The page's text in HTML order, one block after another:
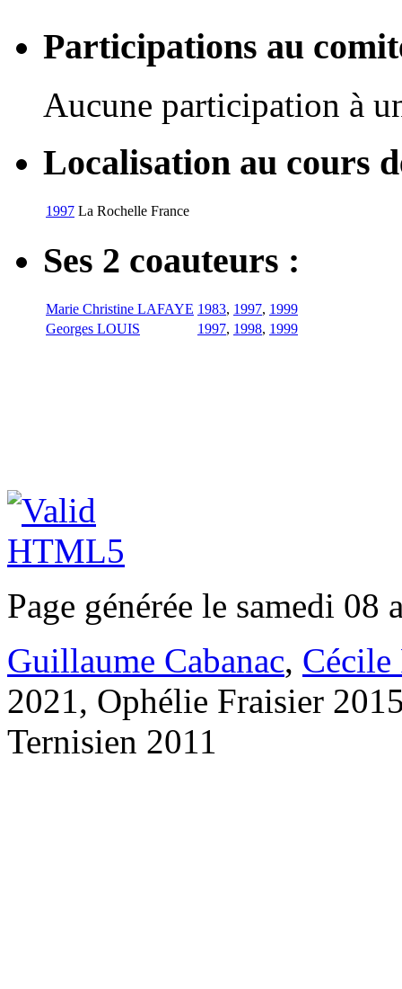
Participations au
Aucune participation à
Localisation au cours
1997 La Rochelle France
Ses 2 coauteurs :
Marie Christine LAFAYE 1983, 1997, 1999
Georges LOUIS
1997, 1998, 1999
Page générée le samedi
Guillaume Cabanac, Cécile
2021, Ophélie Fraisier
Ternisien 2011